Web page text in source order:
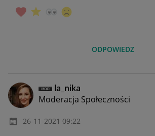
ODPOWIEDZ
la_nika
Moderacja Społeczności
‎26-11-2021 09:22